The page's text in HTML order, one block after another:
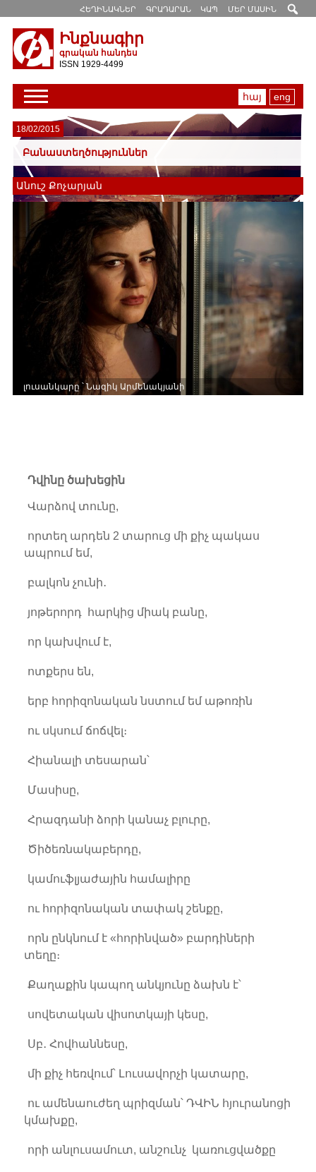
ՀԵՂԻՆԱԿՆԵՐ ԳՐԱԴԱՐԱՆ ԿԱՊ ՄԵՐ ՄԱՍԻՆ
Ինքնագիր
գրական հանդես
ISSN 1929-4499
հայ eng
18/02/2015
Բանաստեղծություններ
Անուշ Քոչարյան
լուսանկարը ՝ Նազիկ Արմենակյանի
Դվինը ծախեցին
Վարձով տունը,
որտեղ արդեն 2 տարուց մի քիչ պակաս
ապրում եմ,
բալկոն չունի․
յոթերորդ հարկից միակ բանը,
որ կախվում է,
ոտքերս են,
երբ հորիզոնական նստում եմ աթոռին
ու սկսում ճոճվել։
Հիանալի տեսարան՝
Մասիսը,
Հրազդանի ձորի կանաչ բլուրը,
Ծիծեռնակաբերդը,
կամուֆլյաժային համալիրը
ու հորիզոնական տափակ շենքը,
որն ընկնում է «հորինված» բարդիների
տեղը։
Քաղաքին կապող անկյունը ձախն է՝
սովետական վիսոտկայի կեսը,
Սբ․ Հովհաննեսը,
մի քիչ հեռվում՝ Լուսավորչի կատարը,
ու ամենաուժեղ պրիզման՝ ԴՎԻՆ հյուրանոցի
կմախքը,
որի անլուսամուտ, անշունչ կառուցվածքը